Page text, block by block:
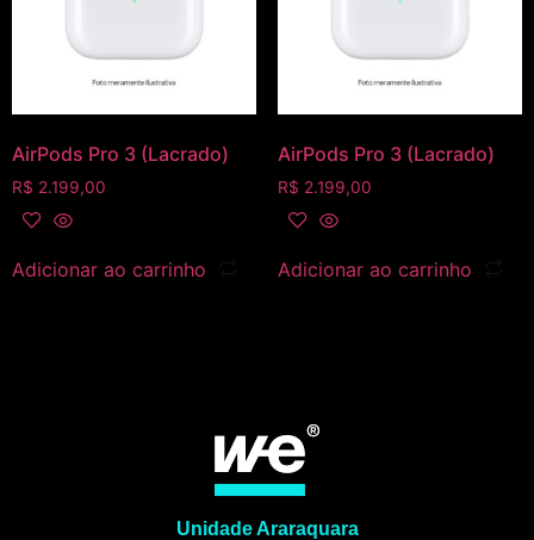
AirPods Pro 3 (Lacrado)
R$ 2.199,00
Adicionar ao carrinho
AirPods Pro 3 (Lacrado)
R$ 2.199,00
Adicionar ao carrinho
Unidade Araraquara